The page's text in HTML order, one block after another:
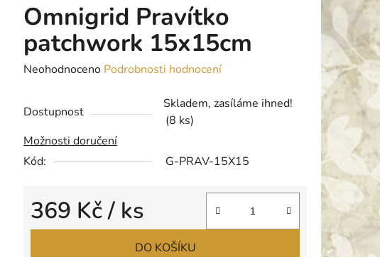
Omnigrid Pravítko
patchwork 15x15cm
Průměrné
produktu
0,0
z
hvězdiček.
Neohodnoceno Podrobnosti hodnocení
Dostupnost
Skladem, zasíláme ihned!
(8 ks)
Možnosti doručení
Kód:
G-PRAV-15X15
369 Kč/ ks
Měrná cena:
DO KOŠÍKU